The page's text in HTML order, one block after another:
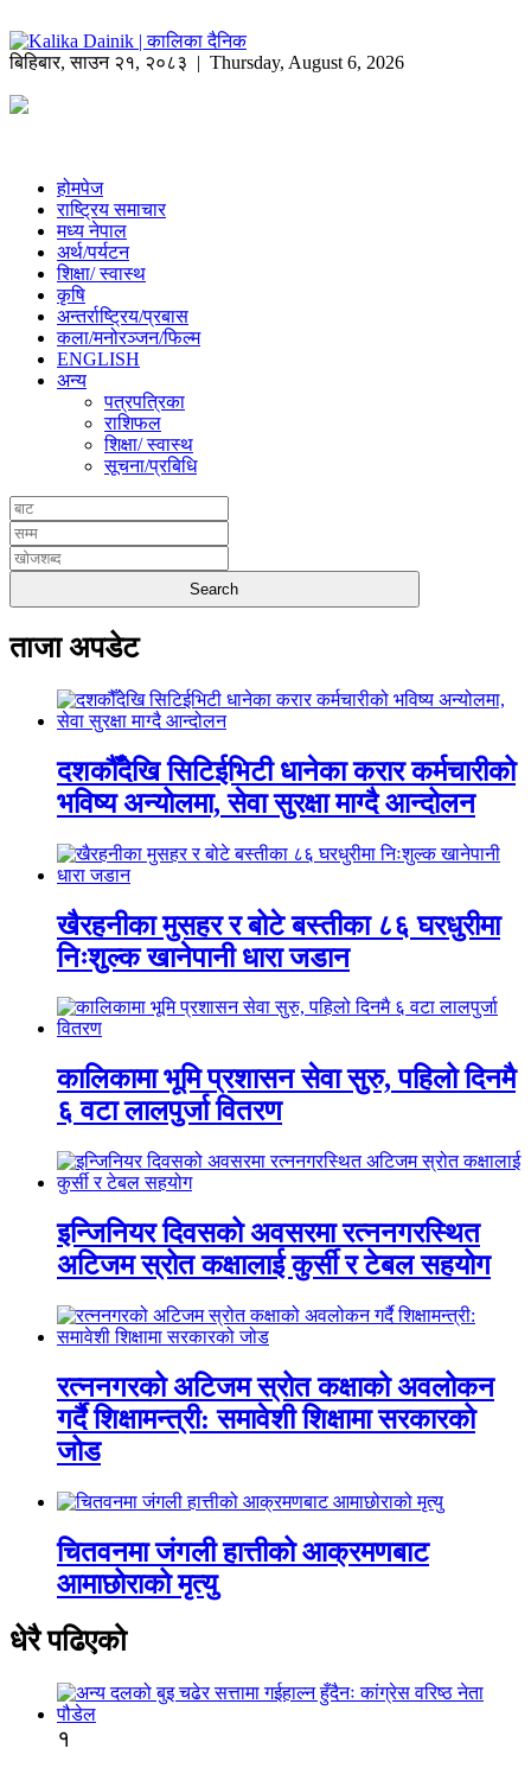
बिहिबार,साउन २१, २०८३ | Thursday, August 6, 2026
होमपेज
राष्ट्रिय समाचार
मध्य नेपाल
अर्थ/पर्यटन
शिक्षा/ स्वास्थ
कृषि
अन्तर्राष्ट्रिय/प्रबास
कला/मनोरञ्जन/फिल्म
ENGLISH
अन्य
पत्रपत्रिका
राशिफल
शिक्षा/ स्वास्थ
सूचना/प्रबिधि
ताजा अपडेट
दशकौँदेखि सिटिईभिटी धानेका करार कर्मचारीको
भविष्य अन्योलमा, सेवा सुरक्षा माग्दै आन्दोलन
खैरहनीका मुसहर र बोटे बस्तीका ८६ घरधुरीमा
निःशुल्क खानेपानी धारा जडान
कालिकामा भूमि प्रशासन सेवा सुरु, पहिलो दिनमै
६ वटा लालपुर्जा वितरण
इन्जिनियर दिवसको अवसरमा रत्ननगरस्थित
अटिजम स्रोत कक्षालाई कुर्सी र टेबल सहयोग
रत्ननगरको अटिजम स्रोत कक्षाको अवलोकन
गर्दै शिक्षामन्त्री: समावेशी शिक्षामा सरकारको
जोड
चितवनमा जंगली हात्तीको आक्रमणबाट
आमाछोराको मृत्यु
धेरै पढिएको
१